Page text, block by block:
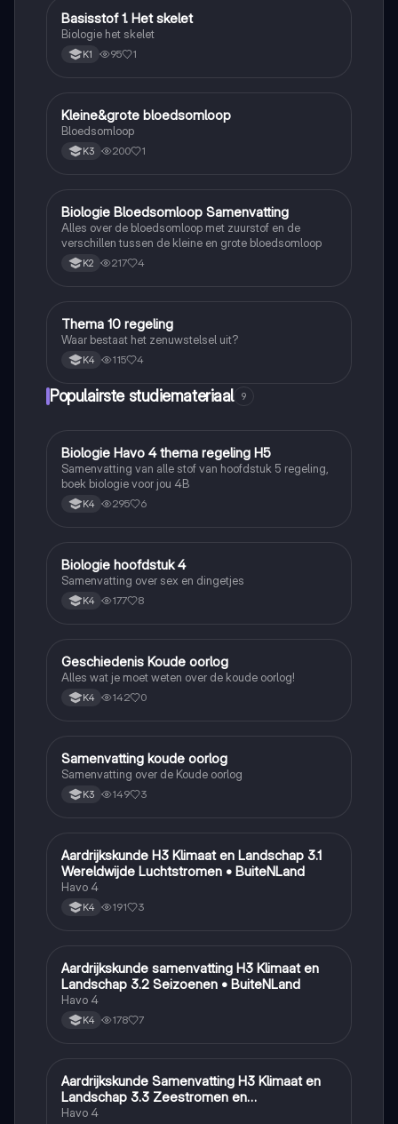
Biologie
Basisstof 1. Het skelet
Biologie het skelet
K1 95 1
Biologie
Kleine&grote bloedsomloop
Bloedsomloop
K3 200 1
Biologie
Biologie Bloedsomloop Samenvatting
Alles over de bloedsomloop met zuurstof en de
verschillen tussen de kleine en grote bloedsomloop
K2 217 4
Biologie
Thema 10 regeling
Waar bestaat het zenuwstelsel uit?
K4 115 4
Populairste studiemateriaal 9
Biologie
Biologie Havo 4 thema regeling H5
Samenvatting van alle stof van hoofdstuk 5 regeling,
boek biologie voor jou 4B
K4 295 6
Biologie
Biologie hoofdstuk 4
Samenvatting over sex en dingetjes
K4 177 8
Geschiedenis
Geschiedenis Koude oorlog
Alles wat je moet weten over de koude oorlog!
K4 142 0
Geschiedenis
Samenvatting koude oorlog
Samenvatting over de Koude oorlog
K3 149 3
Aardrijkskunde
Aardrijkskunde H3 Klimaat en Landschap 3.1
Wereldwijde Luchtstromen • BuiteNLand
Havo 4
K4 191 3
Aardrijkskunde
Aardrijkskunde samenvatting H3 Klimaat en
Landschap 3.2 Seizoenen • BuiteNLand
Havo 4
K4 178 7
Aardrijkskunde
Aardrijkskunde Samenvatting H3 Klimaat en
Landschap 3.3 Zeestromen en
Klimaatgebieden • BuiteNLand
Havo 4